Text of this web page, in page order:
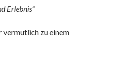
Erlebnis“
vermutlich zu einem